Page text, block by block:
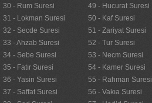
30 - Rum Suresi
31 - Lokman Suresi
32 - Secde Suresi
33 - Ahzab Suresi
34 - Sebe Suresi
35 - Fatır Suresi
36 - Yasin Suresi
37 - Saffat Suresi
49 - Hucurat Suresi
50 - Kaf Suresi
51 - Zariyat Suresi
52 - Tur Suresi
53 - Necm Suresi
54 - Kamer Suresi
55 - Rahman Suresi
56 - Vakıa Suresi